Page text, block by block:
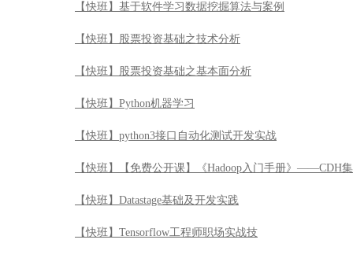
【快班】基于软件学习数据挖掘算法与案例
【快班】股票投资基础之技术分析
【快班】股票投资基础之基本面分析
【快班】Python机器学习
【快班】python3接口自动化测试开发实战
【快班】【免费公开课】《Hadoop入门手册》——CDH
【快班】Datastage基础及开发实践
【快班】Tensorflow工程师职场实战技